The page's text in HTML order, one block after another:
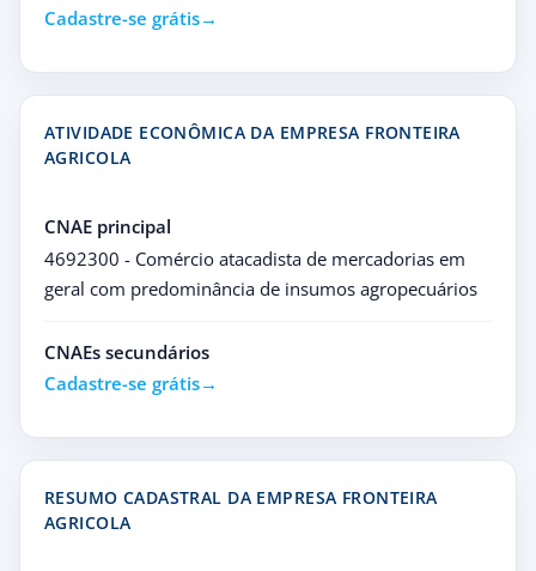
Cadastre-se grátis
ATIVIDADE ECONÔMICA DA EMPRESA FRONTEIRA
AGRICOLA
CNAE principal
4692300 - Comércio atacadista de mercadorias em
geral com predominância de insumos agropecuários
CNAEs secundários
Cadastre-se grátis
RESUMO CADASTRAL DA EMPRESA FRONTEIRA
AGRICOLA